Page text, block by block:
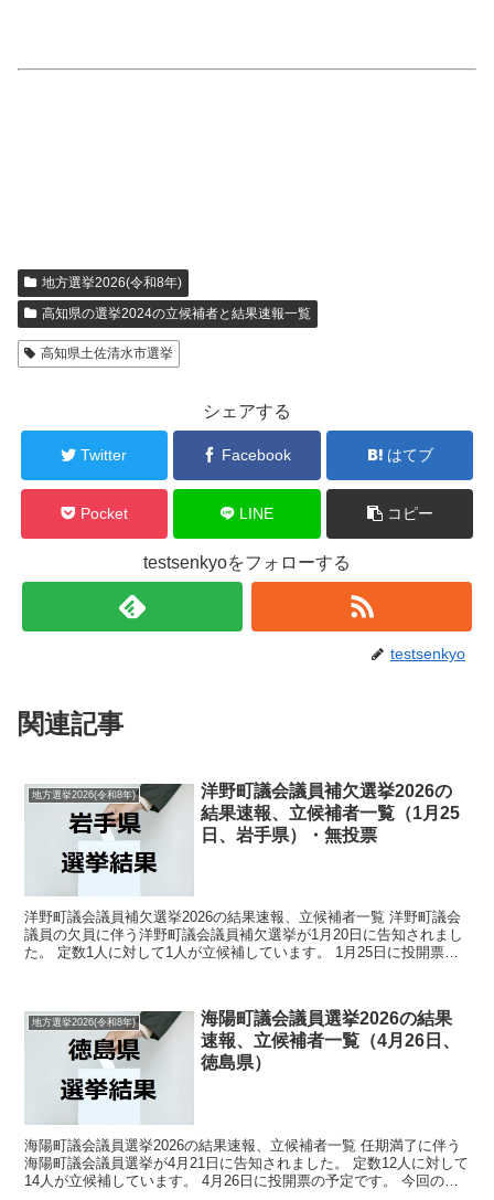
地方選挙2026(令和8年)
高知県の選挙2024の立候補者と結果速報一覧
高知県土佐清水市選挙
シェアする
Twitter Facebook はてブ
Pocket LINE コピー
testsenkyoをフォローする
testsenkyo
関連記事
地方選挙2026(令和8年)
洋野町議会議員補欠選挙2026の
結果速報、立候補者一覧（1月25
日、岩手県）・無投票
洋野町議会議員補欠選挙2026の結果速報、立候補者一覧 洋野町議会
議員の欠員に伴う洋野町議会議員補欠選挙が1月20日に告知されまし
た。 定数1人に対して1人が立候補しています。 1月25日に投開票の
地方選挙2026(令和8年)
海陽町議会議員選挙2026の結果
速報、立候補者一覧（4月26日、
徳島県）
海陽町議会議員選挙2026の結果速報、立候補者一覧 任期満了に伴う
海陽町議会議員選挙が4月21日に告知されました。 定数12人に対して
14人が立候補しています。 4月26日に投開票の予定です。 今回の記